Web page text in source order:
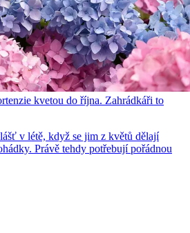
kvetou do října. Zahrádkáři to
v létě, když se jim z květů dělají
Právě tehdy potřebují pořádnou